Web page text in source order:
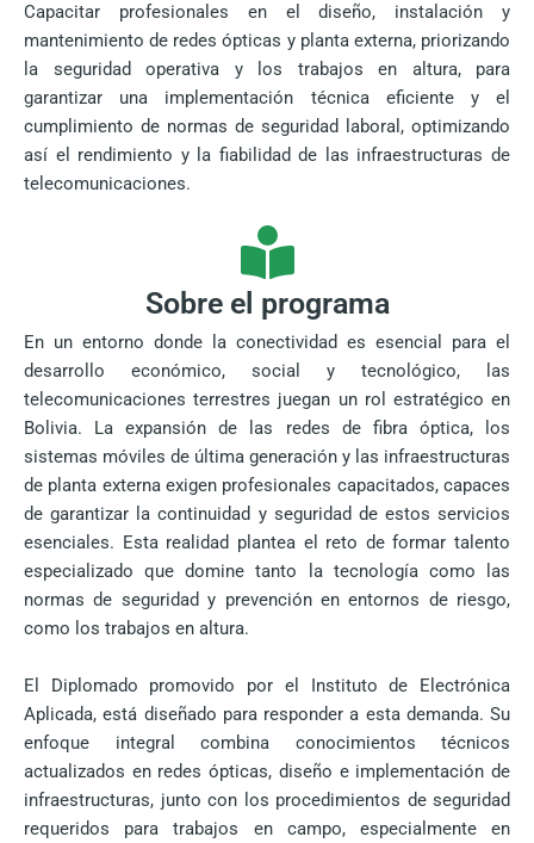
Capacitar profesionales en el diseño, instalación y
mantenimiento de redes ópticas y planta externa, priorizando
la seguridad operativa y los trabajos en altura, para
garantizar una implementación técnica eficiente y el
cumplimiento de normas de seguridad laboral, optimizando
así el rendimiento y la fiabilidad de las infraestructuras de
telecomunicaciones.
Sobre el programa
En un entorno donde la conectividad es esencial para el
desarrollo económico, social y tecnológico, las
telecomunicaciones terrestres juegan un rol estratégico en
Bolivia. La expansión de las redes de fibra óptica, los
sistemas móviles de última generación y las infraestructuras
de planta externa exigen profesionales capacitados, capaces
de garantizar la continuidad y seguridad de estos servicios
esenciales. Esta realidad plantea el reto de formar talento
especializado que domine tanto la tecnología como las
normas de seguridad y prevención en entornos de riesgo,
como los trabajos en altura.
El Diplomado promovido por el Instituto de Electrónica
Aplicada, está diseñado para responder a esta demanda. Su
enfoque integral combina conocimientos técnicos
actualizados en redes ópticas, diseño e implementación de
infraestructuras, junto con los procedimientos de seguridad
requeridos para trabajos en campo, especialmente en